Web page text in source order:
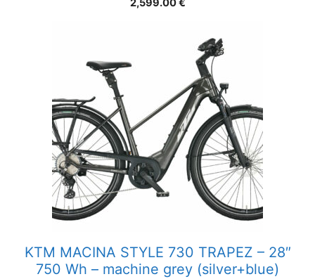
2,599.00€
KTM MACINA STYLE 730 TRAPEZ – 28″
750 Wh – machine grey (silver+blue)